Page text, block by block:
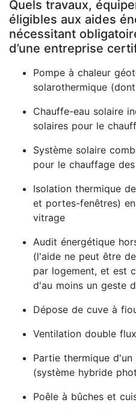
Quels travaux,
éligibles aux aides
nécessitant
d’une entreprise
Pompe à chaleur
solarothermique
Chauffe-eau solaire
solaires pour le
Système solaire
pour le chauffage
Isolation thermique
et portes-fenêtres)
vitrage
Audit énergétique
(l'aide ne peut être
par logement, et est
d'au moins un geste
Dépose de cuve à
Ventilation double flux
Partie thermique d'un
(système hybride
Poêle à bûches et